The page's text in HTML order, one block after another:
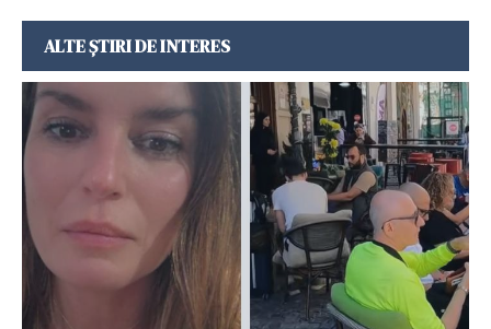
ALTE ȘTIRI DE INTERES